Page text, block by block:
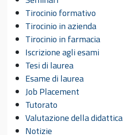
Tirocinio formativo
Tirocinio in azienda
Tirocinio in farmacia
Iscrizione agli esami
Tesi di laurea
Esame di laurea
Job Placement
Tutorato
Valutazione della didattica
Notizie